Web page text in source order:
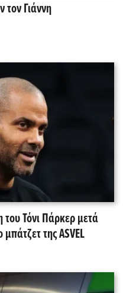
τον Γιάννη
Τόνι Πάρκερ μετά
της ASVEL